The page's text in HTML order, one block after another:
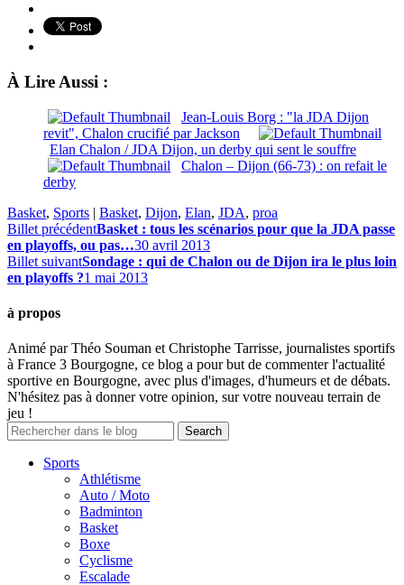
À Lire Aussi :
Jean-Louis Borg : "la JDA Dijon
revit", Chalon crucifié par Jackson
Elan Chalon / JDA Dijon, un derby qui sent le souffre
Chalon – Dijon (66-73) : on refait le
derby
Basket, Sports | Basket, Dijon, Elan, JDA, proa
Billet précédentBasket : tous les scénarios pour que la JDA passe
en playoffs, ou pas…30 avril 2013
Billet suivantSondage : qui de Chalon ou de Dijon ira le plus loin
en playoffs ?1 mai 2013
à propos
Animé par Théo Souman et Christophe Tarrisse, journalistes sportifs
à France 3 Bourgogne, ce blog a pour but de commenter l'actualité
sportive en Bourgogne, avec plus d'images, d'humeurs et de débats.
N'hésitez pas à donner votre opinion, sur votre nouveau terrain de
jeu !
Sports
Athlétisme
Auto / Moto
Badminton
Basket
Boxe
Cyclisme
Escalade